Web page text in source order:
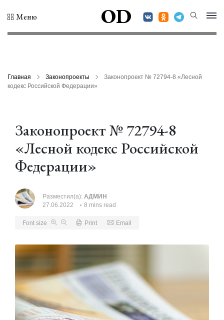
Меню OD
Главная Законопроекты
Законопроект № 72794-8 «Лесной
кодекс Российской Федерации»
Законопроект № 72794-8
«Лесной кодекс Российской
Федерации»
Разместил(а): АДМИН
27.06.2022
8 mins read
Font size Print Email